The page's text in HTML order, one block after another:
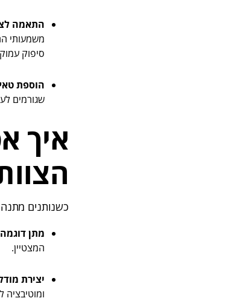
התאמה
משמעותי
סיפוק
הוספת
שגורמים
איך
כשנותנים
מתן
המצטיין.
יצירת